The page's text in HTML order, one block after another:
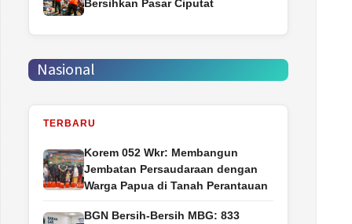
Bersihkan Pasar Ciputat
Nasional
TERBARU
Korem 052 Wkr: Membangun
Jembatan Persaudaraan dengan
Warga Papua di Tanah Perantauan
BGN Bersih-Bersih MBG: 833